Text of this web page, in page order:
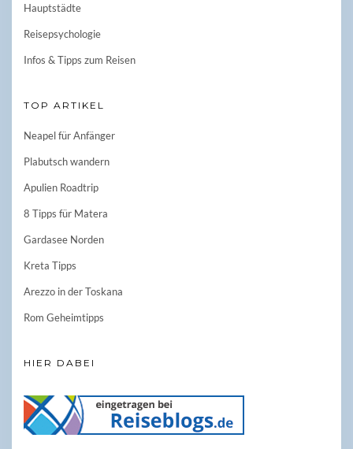
Hauptstädte
Reisepsychologie
Infos & Tipps zum Reisen
TOP ARTIKEL
Neapel für Anfänger
Plabutsch wandern
Apulien Roadtrip
8 Tipps für Matera
Gardasee Norden
Kreta Tipps
Arezzo in der Toskana
Rom Geheimtipps
HIER DABEI